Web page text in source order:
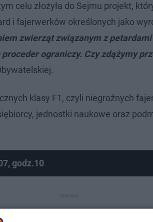
celu złożyła do Sejmu projekt,
i fajerwerków określonych jako
zwierząt związanym z
ograniczy. Czy zdążymy
klasy F1, czyli niegroźnych
jednostki naukowe oraz
godz.10